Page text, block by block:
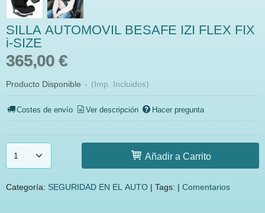
SILLA AUTOMOVIL BESAFE IZI FLEX FIX
i-SIZE
365,00 €
Producto Disponible - (Imp. Incluidos)
Costes de envío Ver descripción Hacer pregunta
Añadir a Carrito
Categoría: SEGURIDAD EN EL AUTO | Tags: | Comentarios